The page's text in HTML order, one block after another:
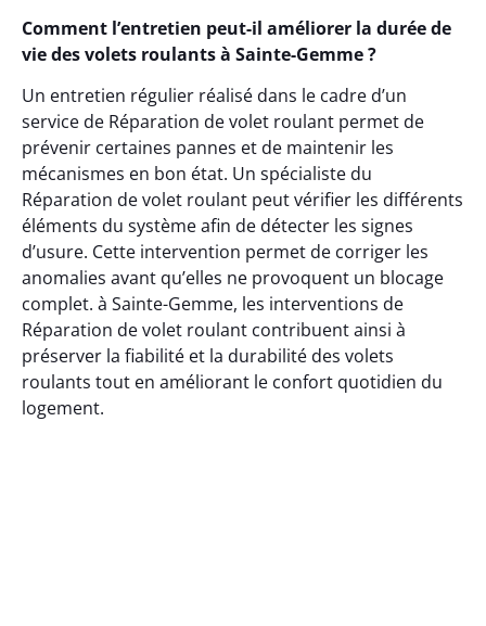
Comment l’entretien peut-il améliorer la durée de
vie des volets roulants à Sainte-Gemme ?
Un entretien régulier réalisé dans le cadre d’un
service de Réparation de volet roulant permet de
prévenir certaines pannes et de maintenir les
mécanismes en bon état. Un spécialiste du
Réparation de volet roulant peut vérifier les différents
éléments du système afin de détecter les signes
d’usure. Cette intervention permet de corriger les
anomalies avant qu’elles ne provoquent un blocage
complet. à Sainte-Gemme, les interventions de
Réparation de volet roulant contribuent ainsi à
préserver la fiabilité et la durabilité des volets
roulants tout en améliorant le confort quotidien du
logement.